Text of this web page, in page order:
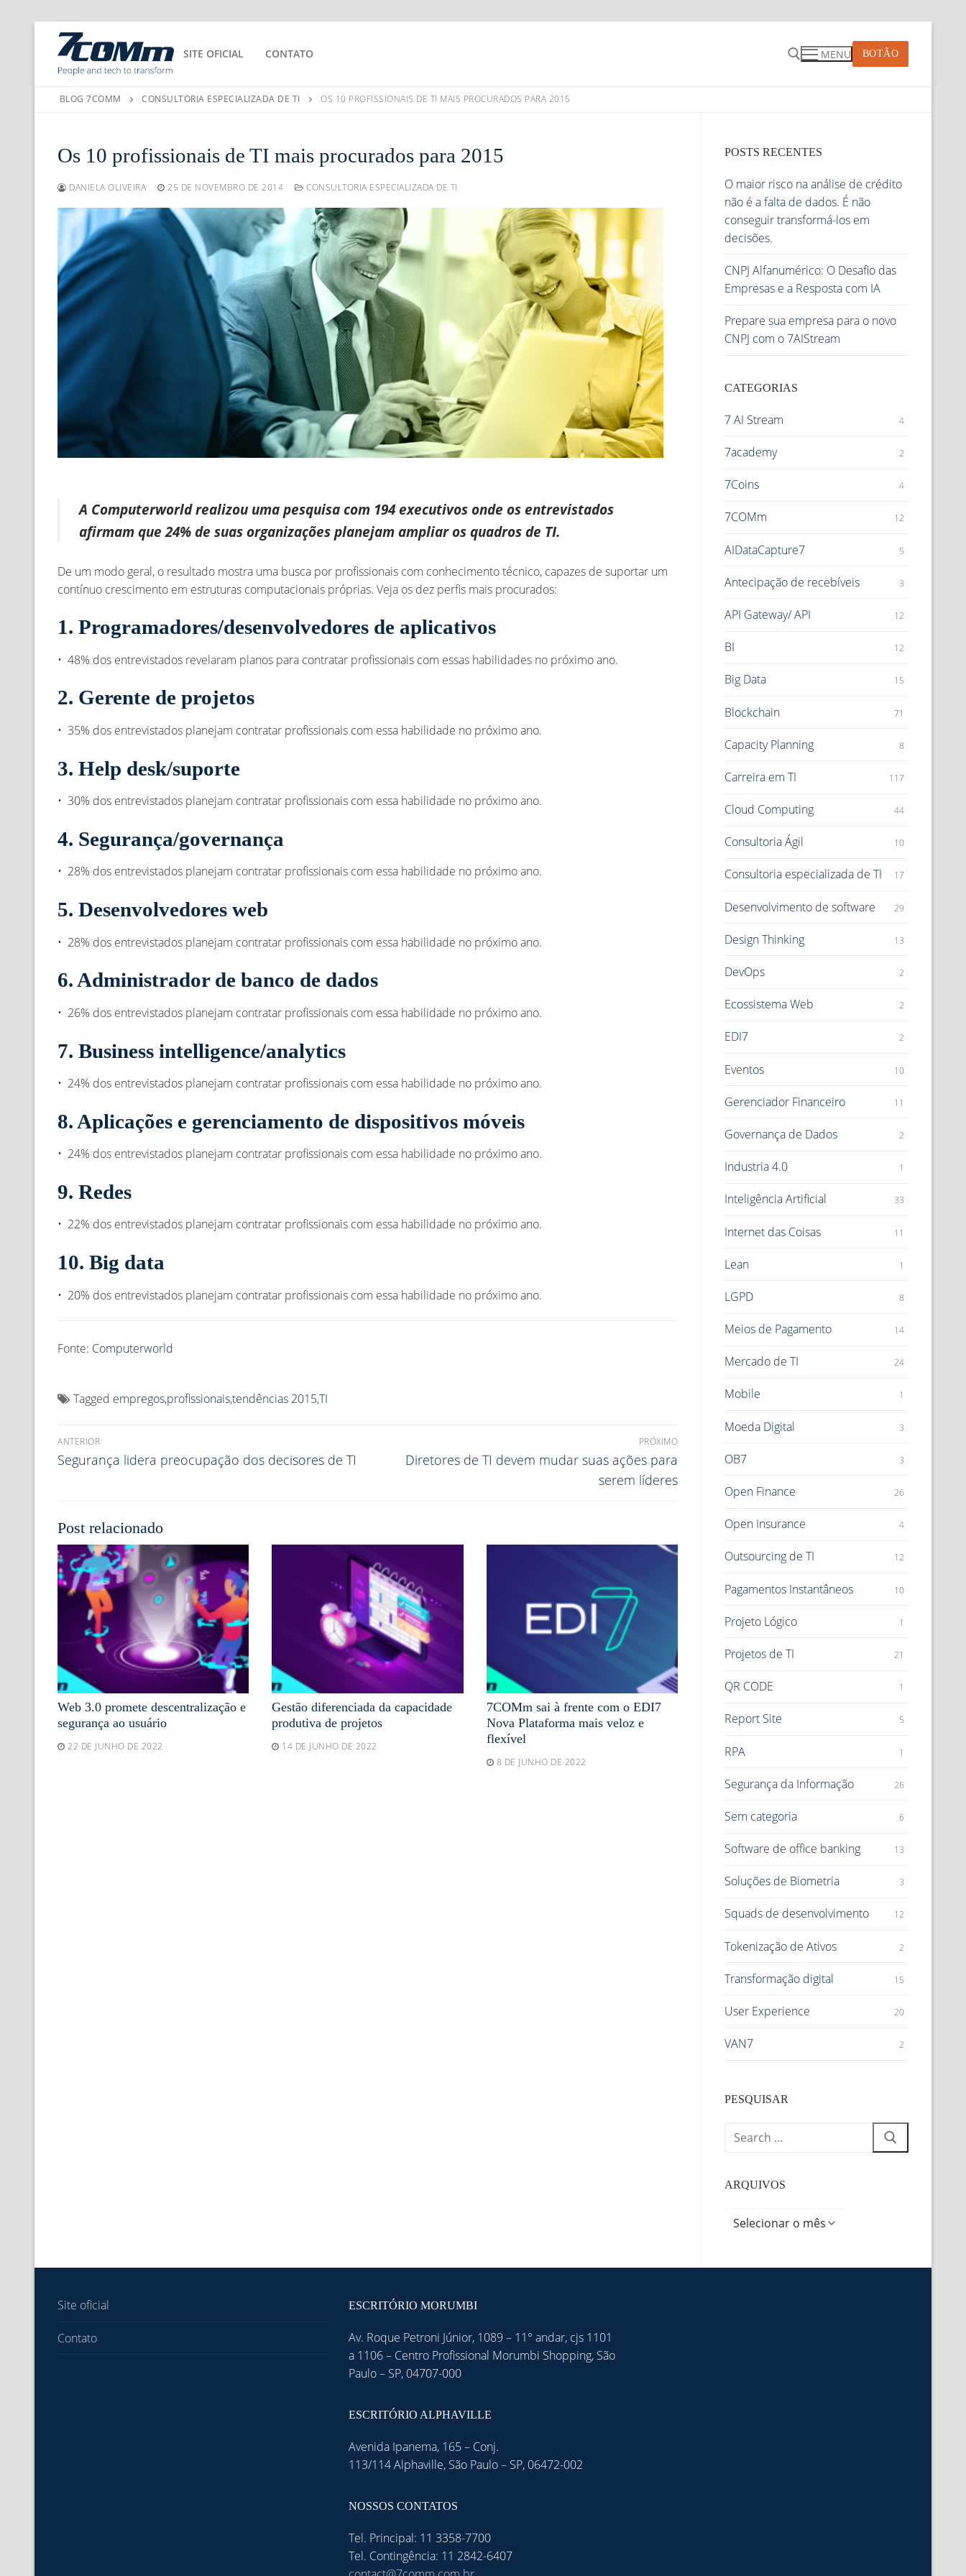
SITE OFICIAL CONTATO MENU BOTÃO
BLOG 7COMM CONSULTORIA ESPECIALIZADA DE TI OS 10 PROFISSIONAIS DE TI MAIS PROCURADOS PARA 2015
Os 10 profissionais de TI mais procurados para 2015
DANIELA OLIVEIRA 25 DE NOVEMBRO DE 2014 CONSULTORIA ESPECIALIZADA DE TI
A Computerworld realizou uma pesquisa com 194 executivos onde os entrevistados
afirmam que 24% de suas organizações planejam ampliar os quadros de TI.
De um modo geral, o resultado mostra uma busca por profissionais com conhecimento técnico, capazes de suportar um
contínuo crescimento em estruturas computacionais próprias. Veja os dez perfis mais procurados:
1. Programadores/desenvolvedores de aplicativos
• 48% dos entrevistados revelaram planos para contratar profissionais com essas habilidades no próximo ano.
2. Gerente de projetos
• 35% dos entrevistados planejam contratar profissionais com essa habilidade no próximo ano.
3. Help desk/suporte
• 30% dos entrevistados planejam contratar profissionais com essa habilidade no próximo ano.
4. Segurança/governança
• 28% dos entrevistados planejam contratar profissionais com essa habilidade no próximo ano.
5. Desenvolvedores web
• 28% dos entrevistados planejam contratar profissionais com essa habilidade no próximo ano.
6. Administrador de banco de dados
• 26% dos entrevistados planejam contratar profissionais com essa habilidade no próximo ano.
7. Business intelligence/analytics
• 24% dos entrevistados planejam contratar profissionais com essa habilidade no próximo ano.
8. Aplicações e gerenciamento de dispositivos móveis
• 24% dos entrevistados planejam contratar profissionais com essa habilidade no próximo ano.
9. Redes
• 22% dos entrevistados planejam contratar profissionais com essa habilidade no próximo ano.
10. Big data
• 20% dos entrevistados planejam contratar profissionais com essa habilidade no próximo ano.
Fonte: Computerworld
Tagged empregos,profissionais,tendências 2015,TI
ANTERIOR
Segurança lidera preocupação dos decisores de TI
PRÓXIMO
Diretores de TI devem mudar suas ações para
serem líderes
Post relacionado
Web 3.0 promete descentralização e
segurança ao usuário
22 DE JUNHO DE 2022
Gestão diferenciada da capacidade
produtiva de projetos
14 DE JUNHO DE 2022
7COMm sai à frente com o EDI7
Nova Plataforma mais veloz e
flexível
8 DE JUNHO DE 2022
POSTS RECENTES
O maior risco na análise de crédito
não é a falta de dados. É não
conseguir transformá-los em
decisões.
CNPJ Alfanumérico: O Desafio das
Empresas e a Resposta com IA
Prepare sua empresa para o novo
CNPJ com o 7AIStream
CATEGORIAS
7 AI Stream 4
7academy 2
7Coins 4
7COMm 12
AIDataCapture7 5
Antecipação de recebíveis 3
API Gateway/ API 12
BI 12
Big Data 15
Blockchain 71
Capacity Planning 8
Carreira em TI 117
Cloud Computing 44
Consultoria Ágil 10
Consultoria especializada de TI 17
Desenvolvimento de software 29
Design Thinking 13
DevOps 2
Ecossistema Web 2
EDI7 2
Eventos 10
Gerenciador Financeiro 11
Governança de Dados 2
Industria 4.0 1
Inteligência Artificial 33
Internet das Coisas 11
Lean 1
LGPD 8
Meios de Pagamento 14
Mercado de TI 24
Mobile 1
Moeda Digital 3
OB7 3
Open Finance 26
Open Insurance 4
Outsourcing de TI 12
Pagamentos Instantâneos 10
Projeto Lógico 1
Projetos de TI 21
QR CODE 1
Report Site 5
RPA 1
Segurança da Informação 26
Sem categoria 6
Software de office banking 13
Soluções de Biometria 3
Squads de desenvolvimento 12
Tokenização de Ativos 2
Transformação digital 15
User Experience 20
VAN7 2
PESQUISAR
ARQUIVOS
Site oficial
Contato
ESCRITÓRIO MORUMBI
Av. Roque Petroni Júnior, 1089 – 11° andar, cjs 1101
a 1106 – Centro Profissional Morumbi Shopping, São
Paulo – SP, 04707-000
ESCRITÓRIO ALPHAVILLE
Avenida Ipanema, 165 – Conj.
113/114 Alphaville, São Paulo – SP, 06472-002
NOSSOS CONTATOS
Tel. Principal: 11 3358-7700
Tel. Contingência: 11 2842-6407